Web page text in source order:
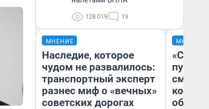
128 019 19
МНЕНИЕ
Наследие, которое
чудом не развалилось:
транспортный эксперт
разнес миф о «вечных»
советских дорогах
МНЕНИЕ